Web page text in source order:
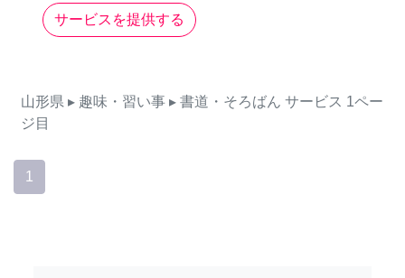
サービスを提供する
山形県 ▸ 趣味・習い事 ▸ 書道・そろばん サービス 1ペー
ジ目
1